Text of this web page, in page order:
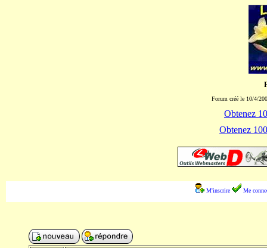
Forum créé le 10/4/
Obtenez
Obtenez
M'inscrire Me